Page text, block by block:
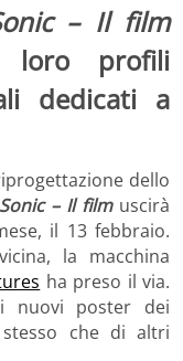
– Il film
loro profili
dedicati a
dello
Sonic – Il filmuscirà
il 13 febbraio.
la macchina
ha preso il via.
nuovi poster dei
che di altri